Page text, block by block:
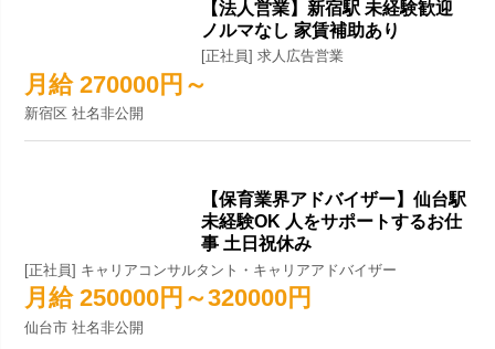
【法人営業】新宿駅 未経験歓迎
ノルマなし 家賃補助あり
[正社員] 求人広告営業
月給 270000円～
新宿区 社名非公開
【保育業界アドバイザー】仙台駅
未経験OK 人をサポートするお仕
事 土日祝休み
[正社員] キャリアコンサルタント・キャリアアドバイザー
月給 250000円～320000円
仙台市 社名非公開